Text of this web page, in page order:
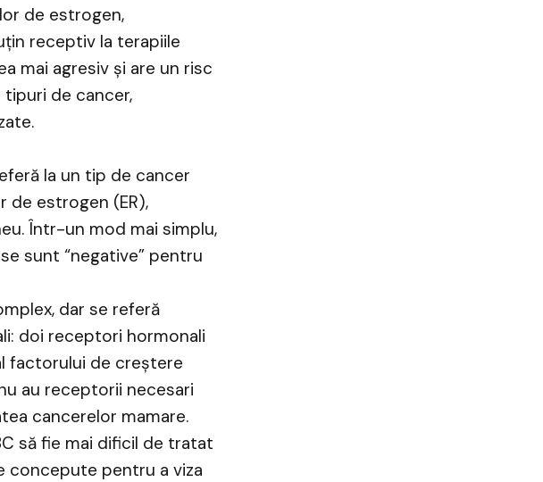
de estrogen,
receptiv la terapiile
mai agresiv și are un risc
de cancer,
la un tip de cancer
de estrogen (ER),
Într-un mod mai simplu,
sunt “negative” pentru
dar se referă
doi receptori hormonali
factorului de creștere
au receptorii necesari
cancerelor mamare.
să fie mai dificil de tratat
concepute pentru a viza